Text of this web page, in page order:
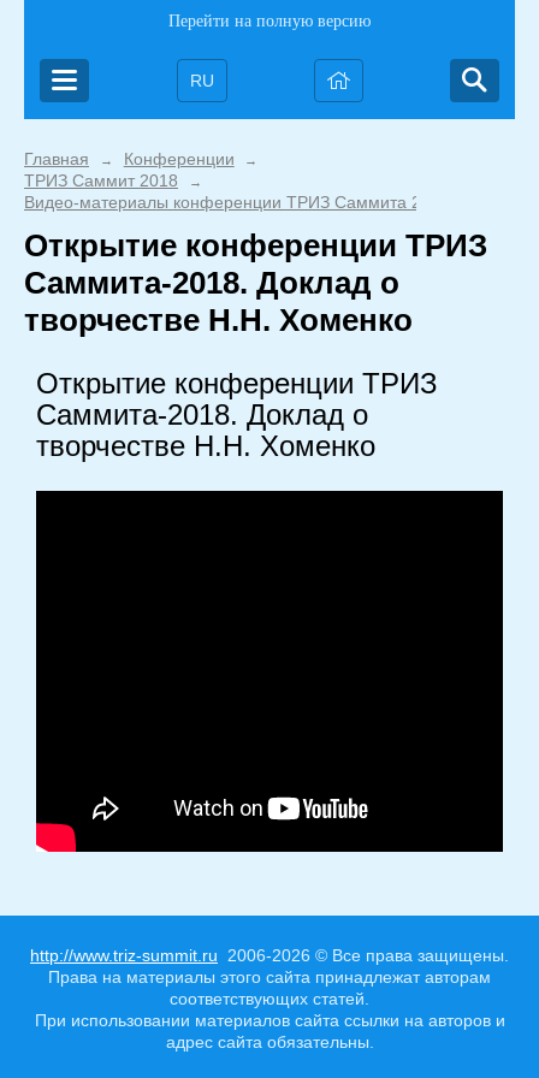
Перейти на полную версию
RU
Главная → Конференции →
ТРИЗ Саммит 2018 →
Видео-материалы конференции ТРИЗ Саммита 2018
Открытие конференции ТРИЗ
Саммита-2018. Доклад о
творчестве Н.Н. Хоменко
Открытие конференции ТРИЗ
Саммита-2018. Доклад о
творчестве Н.Н. Хоменко
http://www.triz-summit.ru 2006-2026 © Все права защищены.
Права на материалы этого сайта принадлежат авторам
соответствующих статей.
При использовании материалов сайта ссылки на авторов и
адрес сайта обязательны.